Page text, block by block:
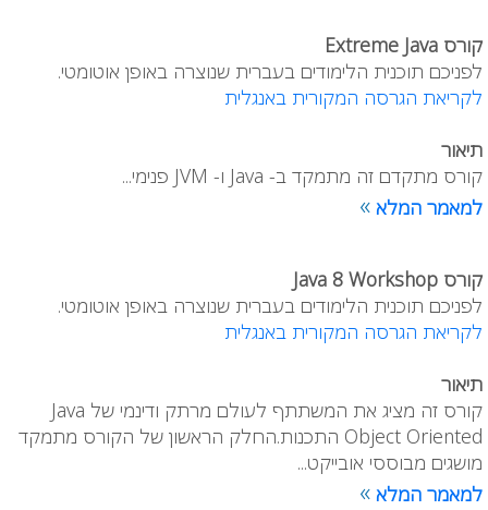
קורס Extreme Java
לפניכם תוכנית הלימודים בעברית שנוצרה באופן אוטומטי.
לקריאת הגרסה המקורית באנגלית
תיאור
קורס מתקדם זה מתמקד ב- Java ו- JVM פנימי...
למאמר המלא »
קורס Java 8 Workshop
לפניכם תוכנית הלימודים בעברית שנוצרה באופן אוטומטי.
לקריאת הגרסה המקורית באנגלית
תיאור
קורס זה מציג את המשתתף לעולם מרתק ודינמי של Java
Object Oriented התכנות.החלק הראשון של הקורס מתמקד
מושגים מבוססי אובייקט...
למאמר המלא »